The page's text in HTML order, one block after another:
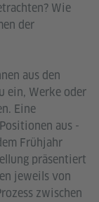
Wie
der
aus den
ein, Werke oder
Eine
aus -
Frühjahr
präsentiert
jeweils von
zwischen